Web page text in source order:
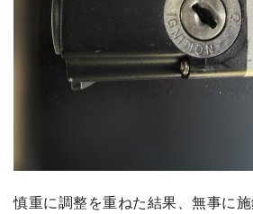
慎重に調整を重ねた結果、無事に